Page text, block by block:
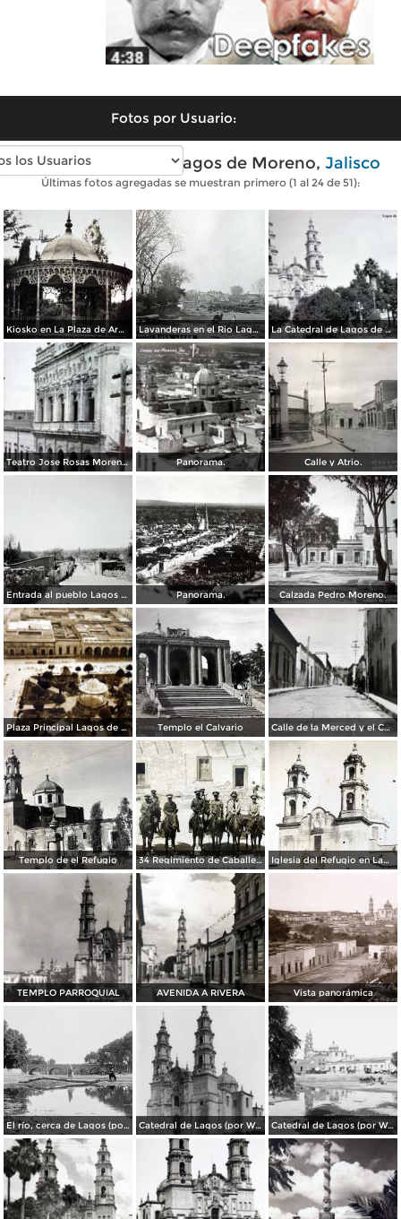
Fotos por Usuario:
Fotos antiguas de Lagos de Moreno, Jalisco
Últimas fotos agregadas se muestran primero (1 al 24 de 51):
Kiosko en La Plaza de Armas. Lavanderas en el Rio Lagos por Fotógrafo Winfield Scott. La Catedral de Lagos de Moreno, Jalisco .
Teatro Jose Rosas Moreno Lagos de Moreno Jalisco. ( Circulada el 27 de Julio de 1957 ). Panorama. Calle y Atrio.
Entrada al pueblo Lagos de Moreno, Jalisco. Panorama. Calzada Pedro Moreno.
Plaza Principal Lagos de Moreno Jalisco Templo el Calvario Calle de la Merced y el Calvario
Templo de el Refugio 34 Regimiento de Caballeria Lagos de Moreno Jalisco a 8 de Octubre de 1938 Iglesia del Refugio en Lagos de Moreno Jalisco
TEMPLO PARROQUIAL AVENIDA A RIVERA Vista panorámica
El río, cerca de Lagos (por William Henry Jackson, c. 1888) Catedral de Lagos (por William Henry Jackson, c. 1905) Catedral de Lagos (por William Henry Jackson, c. 1888)